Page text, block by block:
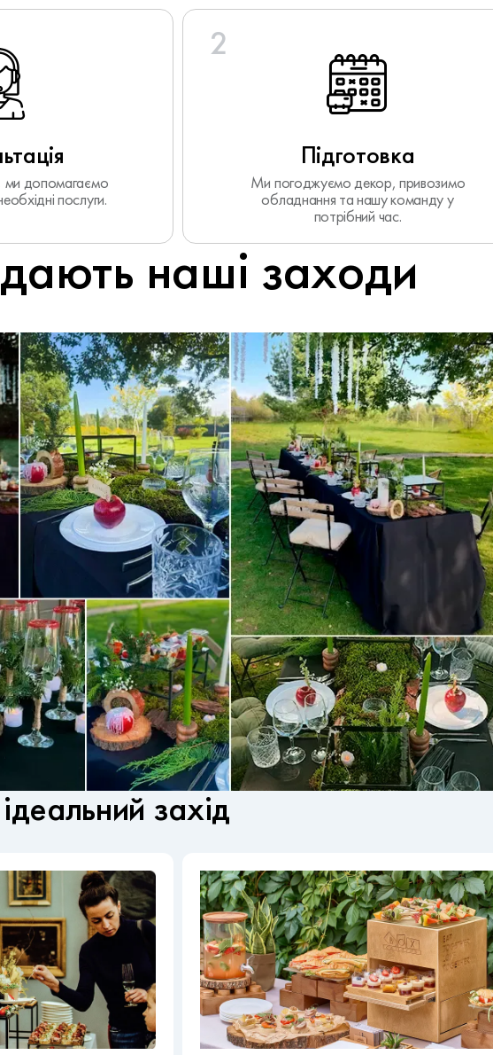
ми допомагаємо
послуги.
2
Підготовка
Ми погоджуємо декор, привозимо
обладнання та нашу команду у
потрібний час.
наші заходи
захід